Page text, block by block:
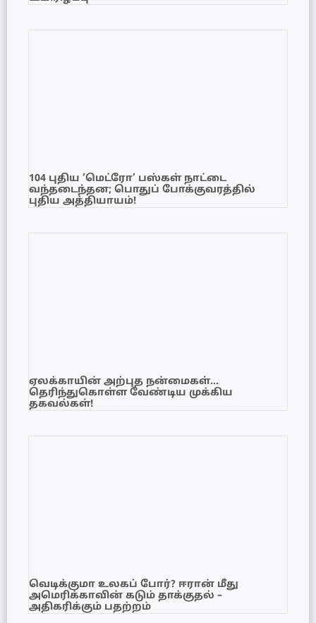
104 புதிய ‘மெட்ரோ’ பஸ்கள் நாட்டை
வந்தடைந்தன; பொதுப் போக்குவரத்தில்
புதிய அத்தியாயம்!
ஏலக்காயின் அற்புத நன்மைகள்…
தெரிந்துகொள்ள வேண்டிய முக்கிய
தகவல்கள்!
வெடிக்குமா உலகப் போர்? ஈரான் மீது
அமெரிக்காவின் கடும் தாக்குதல் –
அதிகரிக்கும் பதற்றம்